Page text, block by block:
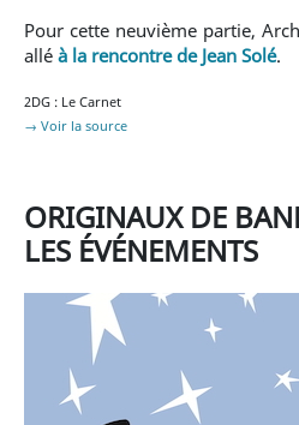
Pour cette neuvième partie,
allé à la rencontre de Jean Solé.
2DG : Le Carnet
→ Voir la source
ORIGINAUX DE
LES ÉVÉNEMENTS